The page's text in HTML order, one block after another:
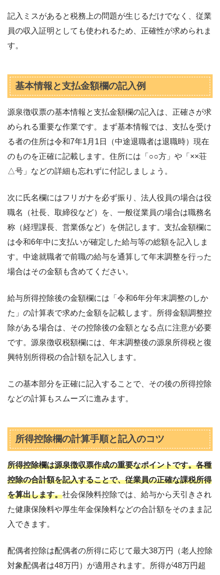
記入ミスがあると税務上の問題が生じるだけでなく、従業
員の収入証明としても使われるため、正確性が求められま
す。
基本情報と支払金額欄の記入例
源泉徴収票の基本情報と支払金額欄の記入は、正確さが求
められる重要な作業です。まず基本情報では、支払を受け
る者の住所は令和7年1月1日（中途退職者は退職時）現在
のものを正確に記載します。住所には「○○方」や「××荘
△号」などの詳細も忘れずに付記しましょう。
次に氏名欄にはフリガナを必ず振り、法人役員の場合は役
職名（社長、取締役など）を、一般従業員の場合は職務名
称（経理課長、営業係など）を併記します。支払金額欄に
は令和6年中に支払いが確定した給与等の総額を記入しま
す。中途就職者で前職の給与を通算して年末調整を行った
場合はその金額も含めてください。
給与所得控除後の金額欄には「令和6年分年末調整のしか
た」の計算表で求めた金額を記載します。所得金額調整控
除がある場合は、その控除後の金額となる点に注意が必要
です。源泉徴収税額欄には、年末調整後の源泉所得税と復
興特別所得税の合計額を記入します。
この基本部分を正確に記入することで、その後の所得控除
などの計算もスムーズに進みます。
所得控除欄の計算手順と記入のコツ
所得控除欄は源泉徴収票作成の重要なポイントです。各種
控除の合計額を記入することで、従業員の正確な課税所得
を算出します。社会保険料控除では、給与から天引きされ
た健康保険料や厚生年金保険料などの合計額をそのまま記
入できます。
配偶者控除は配偶者の所得に応じて最大38万円（老人控除
対象配偶者は48万円）が適用されます。所得が48万円超